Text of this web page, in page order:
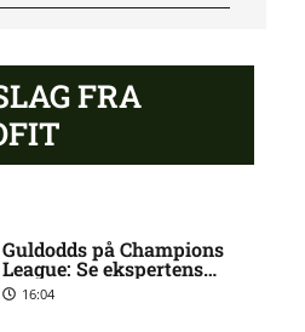
Aron Sjong
Glimt
6:09 pm
FRA
Guldodds på Champions
League: Se ekspertens
spilforslag her
16:04